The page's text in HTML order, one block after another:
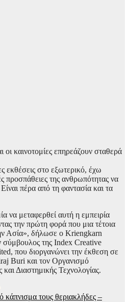
οι καινοτομίες επηρεάζουν σταθερά
εκθέσεις στο εξωτερικό, έχω
προσπάθειες της ανθρωπότητας να
πέρα από τη φαντασία και τα
να μεταφερθεί αυτή η εμπειρία
την πρώτη φορά που μια τέτοια
Ασία», δήλωσε ο Kriengkarn
της Index Creative
που διοργανώνει την έκθεση σε
Buri και τον Οργανισμό
Διαστημικής Τεχνολογίας.
κάπνισμα τους θεριακλήδες –